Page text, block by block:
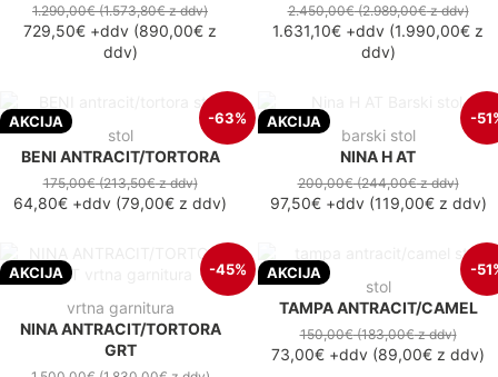
1.290,00€(1.573,80€z ddv)
729,50€ +ddv (890,00€ z
ddv)
2.450,00€(2.989,00€z ddv)
1.631,10€ +ddv (1.990,00€ z
ddv)
AKCIJA -63%
stol
BENI ANTRACIT/TORTORA
175,00€(213,50€z ddv)
64,80€ +ddv (79,00€ z ddv)
AKCIJA -
barski stol
NINA H AT
200,00€(244,00€z ddv)
97,50€+ddv(119,00€z ddv)
AKCIJA -45%
vrtna garnitura
NINA ANTRACIT/TORTORA
GRT
AKCIJA -
stol
TAMPA ANTRACIT/CAMEL
150,00€(183,00€z ddv)
73,00€ +ddv (89,00€ z ddv)